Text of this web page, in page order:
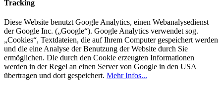
Tracking
Diese Website benutzt Google Analytics, einen Webanalysedienst
der Google Inc. („Google“). Google Analytics verwendet sog.
„Cookies“, Textdateien, die auf Ihrem Computer gespeichert werden
und die eine Analyse der Benutzung der Website durch Sie
ermöglichen. Die durch den Cookie erzeugten Informationen
werden in der Regel an einen Server von Google in den USA
übertragen und dort gespeichert. Mehr Infos...